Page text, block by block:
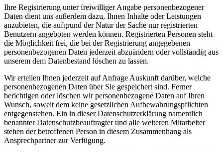
Ihre Registrierung unter freiwilliger Angabe personenbezogener
Daten dient uns außerdem dazu, Ihnen Inhalte oder Leistungen
anzubieten, die aufgrund der Natur der Sache nur registrierten
Benutzern angeboten werden können. Registrierten Personen steht
die Möglichkeit frei, die bei der Registrierung angegebenen
personenbezogenen Daten jederzeit abzuändern oder vollständig aus
unserem dem Datenbestand löschen zu lassen.
Wir erteilen Ihnen jederzeit auf Anfrage Auskunft darüber, welche
personenbezogenen Daten über Sie gespeichert sind. Ferner
berichtigen oder löschen wir personenbezogene Daten auf Ihren
Wunsch, soweit dem keine gesetzlichen Aufbewahrungspflichten
entgegenstehen. Ein in dieser Datenschutzerklärung namentlich
benannter Datenschutzbeauftragter und alle weiteren Mitarbeiter
stehen der betroffenen Person in diesem Zusammenhang als
Ansprechpartner zur Verfügung.